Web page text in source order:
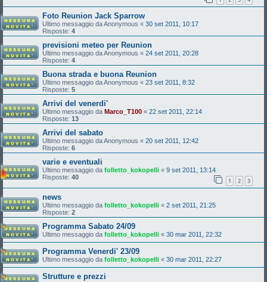
Foto Reunion Jack Sparrow
Ultimo messaggio daAnonymous « 30 set 2011, 10:17
Risposte: 4
previsioni meteo per Reunion
Ultimo messaggio daAnonymous « 24 set 2011, 20:28
Risposte: 4
Buona strada e buona Reunion
Ultimo messaggio daAnonymous « 23 set 2011, 8:32
Risposte: 5
Arrivi del venerdi'
Ultimo messaggio da Marco_T100 « 22 set 2011, 22:14
Risposte: 13
Arrivi del sabato
Ultimo messaggio daAnonymous « 20 set 2011, 12:42
Risposte: 6
varie e eventuali
Ultimo messaggio da folletto_kokopelli « 9 set 2011, 13:14
Risposte: 40 1 2 3
news
Ultimo messaggio da folletto_kokopelli « 2 set 2011, 21:25
Risposte: 2
Programma Sabato 24/09
Ultimo messaggio da folletto_kokopelli « 30 mar 2011, 22:32
Programma Venerdi' 23/09
Ultimo messaggio da folletto_kokopelli « 30 mar 2011, 22:27
Strutture e prezzi